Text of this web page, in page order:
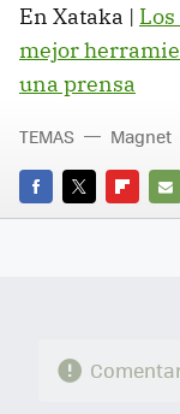
En Xataka |
mejor
una prensa
FACEBOOK
TWITTER
E-
TEMAS Magnet